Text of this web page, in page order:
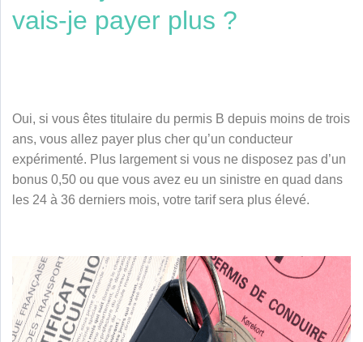
vais-je payer plus ?
Oui, si vous êtes titulaire du permis B depuis moins de trois
ans, vous allez payer plus cher qu’un conducteur
expérimenté. Plus largement si vous ne disposez pas d’un
bonus 0,50 ou que vous avez eu un sinistre en quad dans
les 24 à 36 derniers mois, votre tarif sera plus élevé.